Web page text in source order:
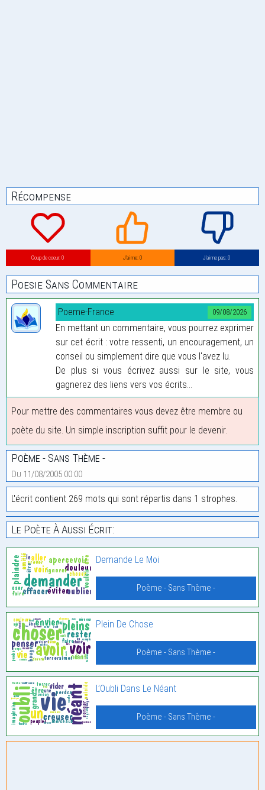
Récompense
Coup de coeur: 0 J’aime: 0 J’aime pas: 0
Poesie Sans Commentaire
09/08/2026
Poeme-France
En mettant un commentaire, vous pourrez exprimer
sur cet écrit : votre ressenti, un encouragement, un
conseil ou simplement dire que vous l'avez lu.
De plus si vous écrivez aussi sur le site, vous
gagnerez des liens vers vos écrits...
Pour mettre des commentaires vous devez être membre ou
poète du site. Un simple inscription suffit pour le devenir.
Poème - Sans Thème -
Du 11/08/2005 00:00
L'écrit contient 269 mots qui sont répartis dans 1 strophes.
Le Poète À Aussi Écrit:
Demande Le Moi
Poème - Sans Thème -
Plein De Chose
Poème - Sans Thème -
L’Oubli Dans Le Néant
Poème - Sans Thème -